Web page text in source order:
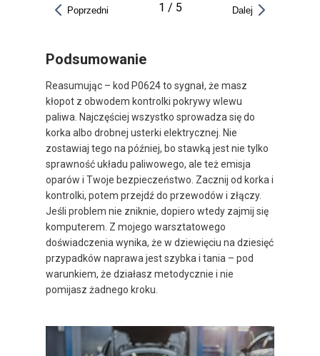
Poprzedni 1 / 5 Dalej
Podsumowanie
Reasumując – kod P0624 to sygnał, że masz
kłopot z obwodem kontrolki pokrywy wlewu
paliwa. Najczęściej wszystko sprowadza się do
korka albo drobnej usterki elektrycznej. Nie
zostawiaj tego na później, bo stawką jest nie tylko
sprawność układu paliwowego, ale też emisja
oparów i Twoje bezpieczeństwo. Zacznij od korka i
kontrolki, potem przejdź do przewodów i złączy.
Jeśli problem nie zniknie, dopiero wtedy zajmij się
komputerem. Z mojego warsztatowego
doświadczenia wynika, że w dziewięciu na dziesięć
przypadków naprawa jest szybka i tania – pod
warunkiem, że działasz metodycznie i nie
pomijasz żadnego kroku.